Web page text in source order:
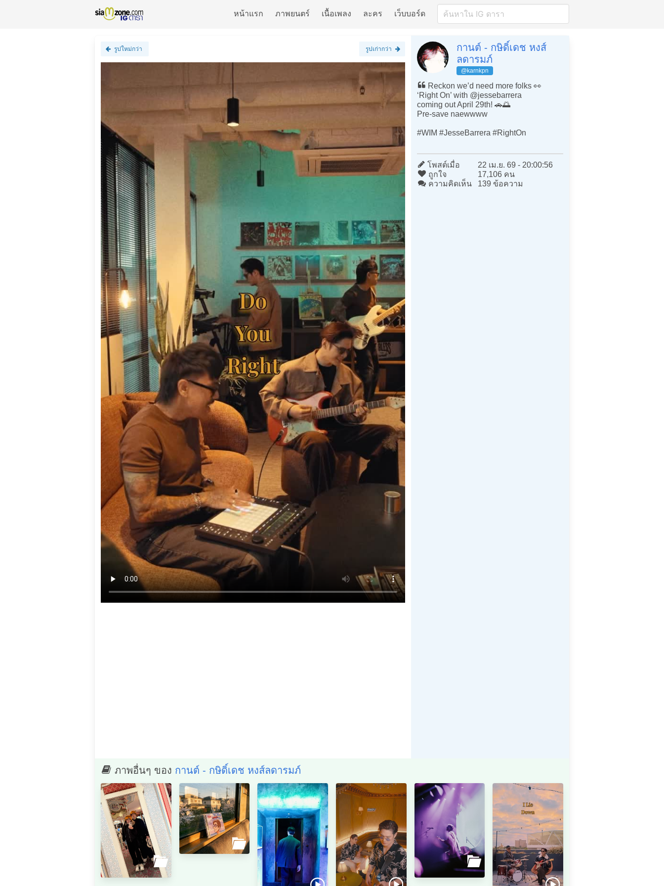
หน้าแรก ภาพยนตร์ เนื้อเพลง ละคร เว็บบอร์ด
รูปใหม่กว่า รูปเก่ากว่า
กานต์ - กษิดิ์เดช หงส์
ลดารมภ์
@karnkpn
Reckon we’d need more folks 👀
‘Right On’ with @jessebarrera
coming out April 29th! 🚗🌅
Pre-save naewwww
#WIM #JesseBarrera #RightOn
โพสต์เมื่อ
22 เม.ย. 69 - 20:00:56
ถูกใจ
17,106 คน
ความคิดเห็น
139 ข้อความ
ภาพอื่นๆ ของ กานต์ - กษิดิ์เดช หงส์ลดารมภ์